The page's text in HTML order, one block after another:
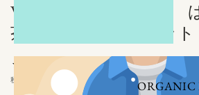
ORGANIC
WABARA（ワバラ）
茶 #1 - #5：５種セット
定
価
¥ 4,580
税込み。